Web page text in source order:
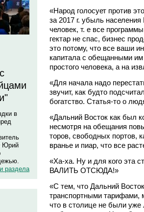
в
Юрий
раздела
«Народ голосует против
за 2017 г. убыль
человек, т. е все
гектар не спас, бизнес
это потому, что все ваши
капитала с обещанными
простого человека, а на
«Для начала надо
звучит, как будто
богатство. Статья-то о
«Дальний Восток как был
несмотря на обещания
торов, свободных портов,
вранье и пиар, что все
«Ха-ха. Ну и для кого эта
ВАЛИТЬ ОТСЮДА!»
«С тем, что Дальний
транспортными тарифами,
что в столице не были уже